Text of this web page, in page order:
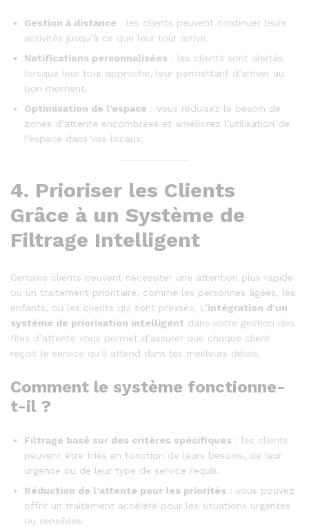
Gestion à distance : les clients peuvent continuer leurs
activités jusqu’à ce que leur tour arrive.
Notifications personnalisées : les clients sont alertés
lorsque leur tour approche, leur permettant d’arriver au
bon moment.
Optimisation de l’espace : vous réduisez le besoin de
zones d’attente encombrées et améliorez l’utilisation de
l’espace dans vos locaux.
4. Prioriser les Clients
Grâce à un Système de
Filtrage Intelligent
Certains clients peuvent nécessiter une attention plus rapide
ou un traitement prioritaire, comme les personnes âgées, les
enfants, ou les clients qui sont pressés. L’intégration d’un
système de priorisation intelligent dans votre gestion des
files d’attente vous permet d’assurer que chaque client
reçoit le service qu’il attend dans les meilleurs délais.
Comment le système fonctionne-
t-il ?
Filtrage basé sur des critères spécifiques : les clients
peuvent être triés en fonction de leurs besoins, de leur
urgence ou de leur type de service requis.
Réduction de l’attente pour les priorités : vous pouvez
offrir un traitement accéléré pour les situations urgentes
ou sensibles.